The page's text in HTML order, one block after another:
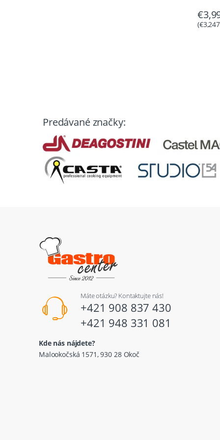
€
(€
Predávané značky:
Máte otázku? Kontaktujte nás!
+421 908 837 430
+421 948 331 081
Kde nás nájdete?
Malookočská 1571, 930 28 Okoč